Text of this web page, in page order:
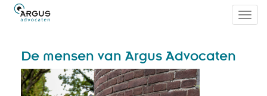
De mensen van Argus Advocaten